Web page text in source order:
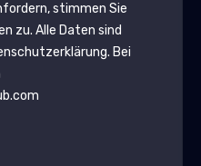
stimmen Sie
zu. Alle Daten sind
. Bei